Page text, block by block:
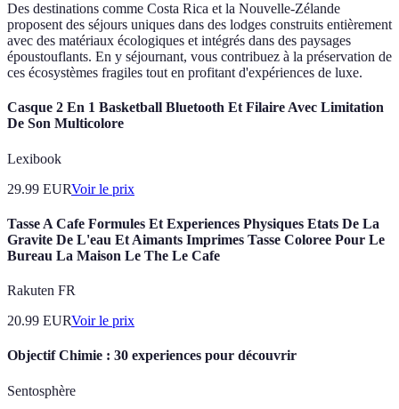
Des destinations comme Costa Rica et la Nouvelle-Zélande
proposent des séjours uniques dans des lodges construits entièrement
avec des matériaux écologiques et intégrés dans des paysages
époustouflants. En y séjournant, vous contribuez à la préservation de
ces écosystèmes fragiles tout en profitant d'expériences de luxe.
Casque 2 En 1 Basketball Bluetooth Et Filaire Avec Limitation
De Son Multicolore
Lexibook
29.99 EURVoir le prix
Tasse A Cafe Formules Et Experiences Physiques Etats De La
Gravite De L'eau Et Aimants Imprimes Tasse Coloree Pour Le
Bureau La Maison Le The Le Cafe
Rakuten FR
20.99 EURVoir le prix
Objectif Chimie : 30 experiences pour découvrir
Sentosphère